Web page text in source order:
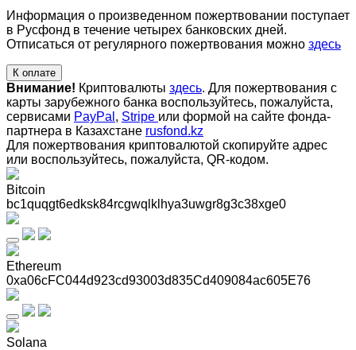
Информация о произведенном пожертвовании поступает
в Русфонд в течение четырех банковских дней.
Отписаться от регулярного пожертвования можно здесь
К оплате
Внимание! Криптовалюты здесь. Для пожертвования с
карты зарубежного банка воспользуйтесь, пожалуйста,
сервисами PayPal , Stripe или формой на сайте фонда-
партнера в Казахстане rusfond.kz
Для пожертвования криптовалютой скопируйте адрес
или воспользуйтесь, пожалуйста, QR-кодом.
Bitcoin
bc1quqgt6edksk84rcgwqlklhya3uwgr8g3c38xge0
Ethereum
0xa06cFC044d923cd93003d835Cd409084ac605E76
Solana